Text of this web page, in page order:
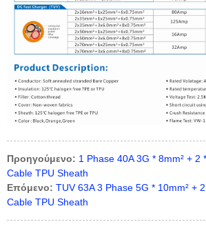
Προηγούμενο: 1 Phase 40A 3G * 8mm² + 2
Cable TPU Sheath
Επόμενο: TUV 63A 3 Phase 5G * 10mm² +
Cable TPU Sheath